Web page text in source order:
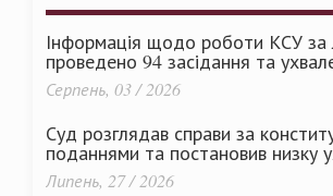
Інформація щодо роботи КСУ за
проведено 94 засідання та
Серпень, 03 / 2026
Суд розглядав справи за
поданнями та постановив низку
Липень, 27 / 2026